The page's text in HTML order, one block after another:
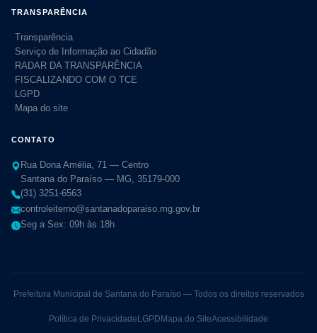
TRANSPARÊNCIA
Transparência
Serviço de Informação ao Cidadão
RADAR DA TRANSPARÊNCIA
FISCALIZANDO COM O TCE
LGPD
Mapa do site
CONTATO
Rua Dona Amélia, 71 — Centro
Santana do Paraíso — MG, 35179-000
(31) 3251-6563
controleiterno@santanadoparaiso.mg.gov.br
Seg a Sex: 09h às 18h
Prefeitura Municipal de Santana do Paraíso — Todos os direitos reservados
Política de Privacidade LGPD Mapa do SiteAcessibilidade